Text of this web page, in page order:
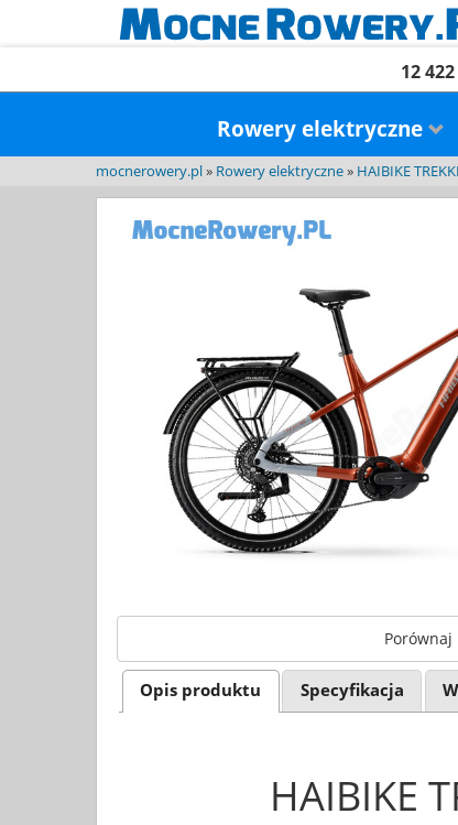
12
Rowery elektryczne
mocnerowery.pl» Rowery elektryczne» HAIBIKE
Porównaj
Opis produktu Specyfikacja
HAIBIKE